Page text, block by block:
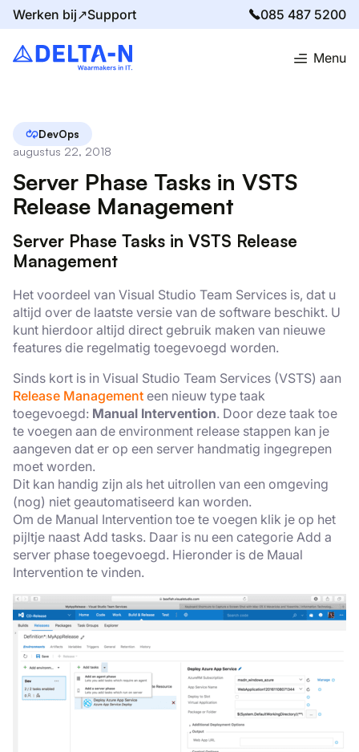
Werken bij↗Support 085 487 5200
Menu
Home Blog Server Phase Tasks in VSTS Release Management
DevOps
augustus 22, 2018
Server Phase Tasks in VSTS
Release Management
Server Phase Tasks in VSTS Release
Management
Het voordeel van Visual Studio Team Services is, dat u
altijd over de laatste versie van de software beschikt. U
kunt hierdoor altijd direct gebruik maken van nieuwe
features die regelmatig toegevoegd worden.
Sinds kort is in Visual Studio Team Services (VSTS) aan
Release Management een nieuw type taak
toegevoegd: Manual Intervention. Door deze taak toe
te voegen aan de environment release stappen kan je
aangeven dat er op een server handmatig ingegrepen
moet worden.
Dit kan handig zijn als het uitrollen van een omgeving
(nog) niet geautomatiseerd kan worden.
Om de Manual Intervention toe te voegen klik je op het
pijltje naast Add tasks. Daar is nu een categorie Add a
server phase toegevoegd. Hieronder is de Maual
Intervention te vinden.